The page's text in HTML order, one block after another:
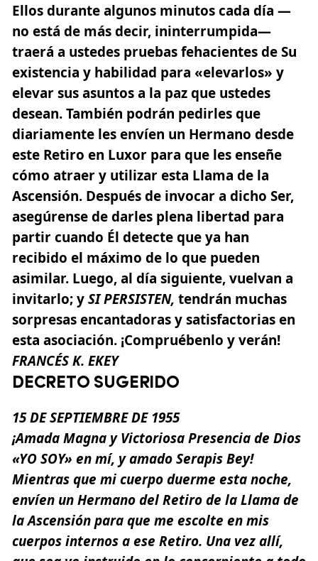
Ellos durante algunos minutos cada día —
no está de más decir, ininterrumpida—
traerá a ustedes pruebas fehacientes de Su
existencia y habilidad para «elevarlos» y
elevar sus asuntos a la paz que ustedes
desean. También podrán pedirles que
diariamente les envíen un Hermano desde
este Retiro en Luxor para que les enseñe
cómo atraer y utilizar esta Llama de la
Ascensión. Después de invocar a dicho Ser,
asegúrense de darles plena libertad para
partir cuando Él detecte que ya han
recibido el máximo de lo que pueden
asimilar. Luego, al día siguiente, vuelvan a
invitarlo; ySI PERSISTEN, tendrán muchas
sorpresas encantadoras y satisfactorias en
esta asociación. ¡Compruébenlo y verán!
FRANCÉSK. EKEY
DECRETO SUGERIDO
15DESEPTIEMBREDE 1955
¡Amada Magna y Victoriosa Presencia de Dios
«YO SOY» en mí, y amado Serapis Bey!
Mientras que mi cuerpo duerme esta noche,
envíen un Hermano del Retiro de la Llama de
la Ascensión para que me escolte en mis
cuerpos internos a ese Retiro. Una vez allí,